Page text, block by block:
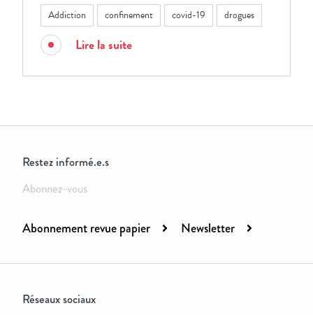
Addiction confinement covid-19 drogues
Lire la suite
Restez informé.e.s
Abonnez-vous
Abonnement revue papier Newsletter
Réseaux sociaux